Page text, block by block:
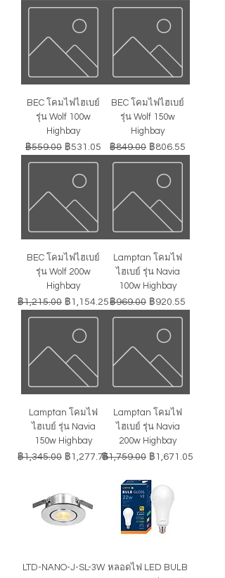
BEC โคมไฟไฮเบย์
รุ่น Wolf 100w
Highbay
ราคาปกติ
฿559.00 ราคาขายลด
฿531.05
BEC โคมไฟไฮเบย์
รุ่น Wolf 150w
Highbay
ราคาปกติ
฿849.00 ราคาขายลด
฿806.55
BEC โคมไฟไฮเบย์
รุ่น Wolf 200w
Highbay
ราคาปกติ
฿1,215.00 ราคาขายลด
฿1,154.25
Lamptan โคมไฟ
ไฮเบย์ รุ่น Navia
100w Highbay
ราคาปกติ
฿969.00 ราคาขายลด
฿920.55
Lamptan โคมไฟ
ไฮเบย์ รุ่น Navia
150w Highbay
ราคาปกติ
฿1,345.00 ราคาขายลด
฿1,277.75
Lamptan โคมไฟ
ไฮเบย์ รุ่น Navia
200w Highbay
ราคาปกติ
฿1,759.00 ราคาขายลด
฿1,671.05
LTD-NANO-J-SL-3W หลอดไฟ LED BULB